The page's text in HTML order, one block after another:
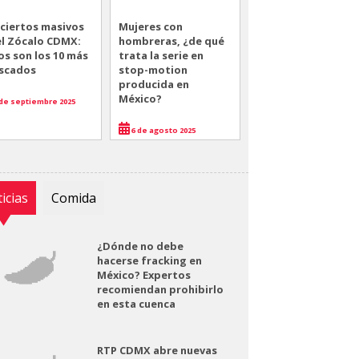
masivos
Zócalo CDMX:
son los 10 más
septiembre 2025
Mujeres con
hombreras, ¿de qué
trata la serie en
stop-motion
producida en
México?
6 de agosto 2025
Comida
¿Dónde no debe
hacerse fracking en
México? Expertos
recomiendan prohibirlo
en esta cuenca
RTP CDMX abre nuevas